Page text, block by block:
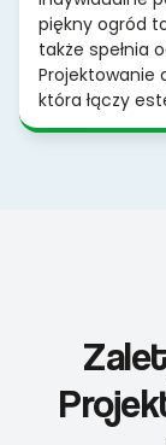
piękny ogród
także spełnia
Projektowanie
która łączy